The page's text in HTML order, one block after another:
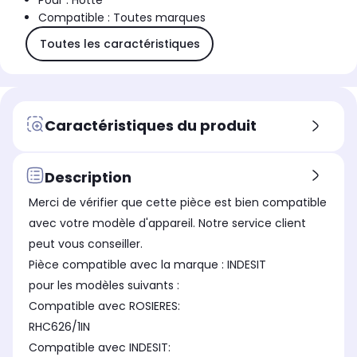
Compatible : Toutes marques
Toutes les caractéristiques
Caractéristiques du produit
Description
Merci de vérifier que cette pièce est bien compatible
avec votre modèle d'appareil. Notre service client
peut vous conseiller.
Pièce compatible avec la marque : INDESIT
pour les modèles suivants :
Compatible avec ROSIERES:
RHC626/1IN
Compatible avec INDESIT: